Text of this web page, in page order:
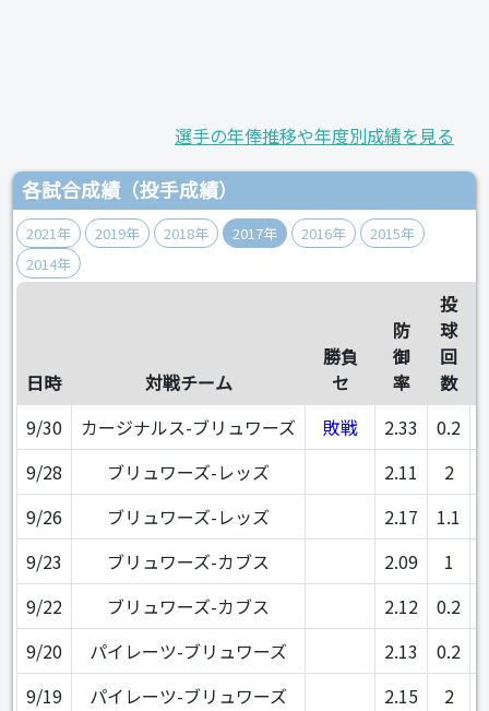
選手の年俸推移や年度別成績を見る
各試合成績（投手成績）
2021年 2019年 2018年 2017年 2016年
2015年
2014年
日時 対戦チーム
勝負
セ
防
御
率
投
球
回
数
9/30
カージナルス-ブリュワーズ 敗戦 2.33 0.2
9/28
ブリュワーズ-レッズ 2.11 2
9/26
ブリュワーズ-レッズ 2.17 1.1
9/23
ブリュワーズ-カブス 2.09 1
9/22
ブリュワーズ-カブス 2.12 0.2
9/20
パイレーツ-ブリュワーズ 2.13 0.2
9/19
パイレーツ-ブリュワーズ 2.15 2